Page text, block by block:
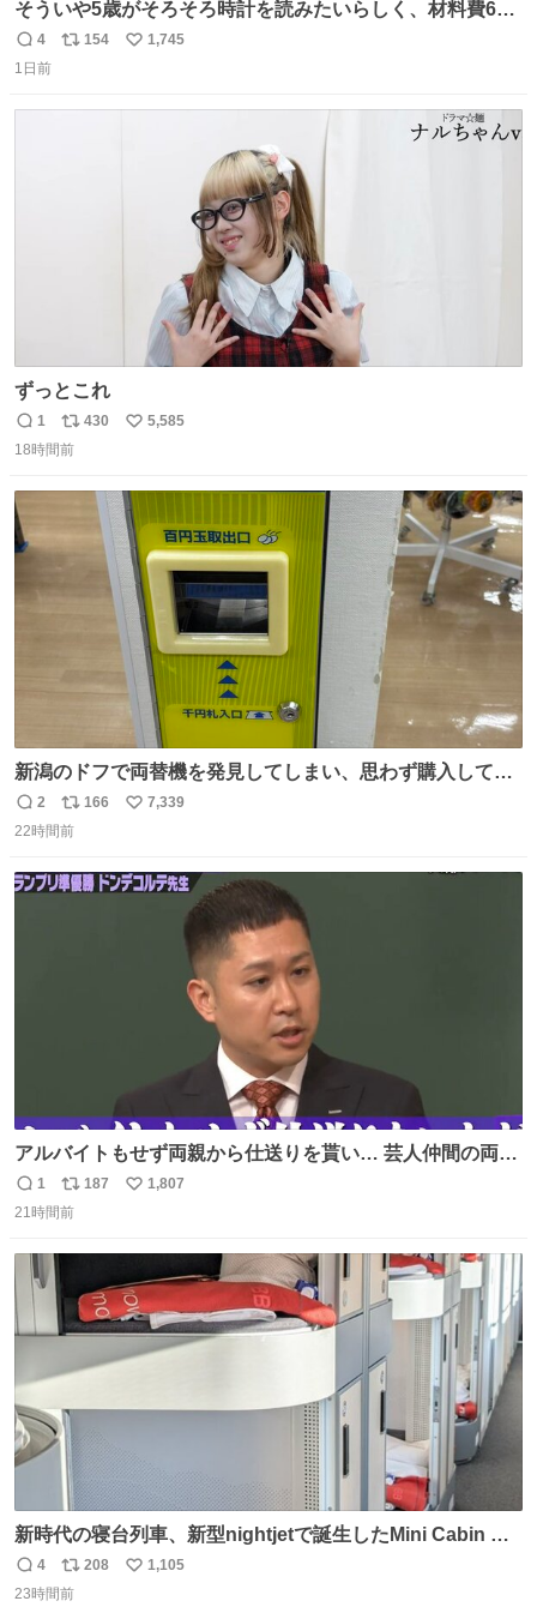
そういや5歳がそろそろ時計を読みたいらしく、材料費600
円で作れる知育時計作ってみた！ めっちゃ簡単！ ありがと
う先人！
返
信
4
リ
154
い
1,745
1日前
ずっとこれ
返
信
1
リ
ポ
数
430
い
数
5,585
18時間前
新潟のドフで両替機を発見してしまい、思わず購入してし
まい大阪に発送するイベントが発生
返
信
2
リ
ポ
ト
166
い
数
7,339
22時間前
アルバイトもせず両親から仕送りを貰い… 芸人仲間の両親
のスネまでかじる!? ドンデコルテ銀次⚡️ 無料見逃し配信は
こちらから ▶︎abema.go.link/gBLVb ◤しくじり先生
@akmllube0617
返
信
1
リ
ポ
数
187
い
1,807
21時間前
新時代の寝台列車、新型nightjetで誕生したMini Cabin ま
さに走るカプセルホテルといった感じで、一人旅で利用す
るのにはちょうどいい設備。 他の人も言ってましたが、サ
返
信
4
リ
ポ
208
い
1,105
23時間前